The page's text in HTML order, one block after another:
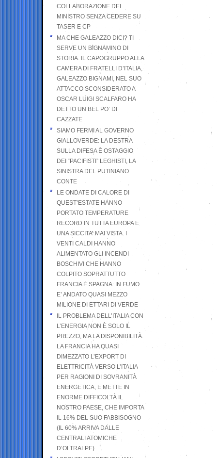
COLLABORAZIONE DEL
MINISTRO SENZA CEDERE SU
TASER E CP
MA CHE GALEAZZO DICI? TI
SERVE UN BIGNAMINO DI
STORIA. IL CAPOGRUPPO ALLA
CAMERA DI FRATELLI D’ITALIA,
GALEAZZO BIGNAMI, NEL SUO
ATTACCO SCONSIDERATO A
OSCAR LUIGI SCALFARO HA
DETTO UN BEL PO’ DI
CAZZATE
SIAMO FERMI AL GOVERNO
GIALLOVERDE: LA DESTRA
SULLA DIFESA È OSTAGGIO
DEI “PACIFISTI” LEGHISTI, LA
SINISTRA DEL PUTINIANO
CONTE
LE ONDATE DI CALORE DI
QUEST’ESTATE HANNO
PORTATO TEMPERATURE
RECORD IN TUTTA EUROPA E
UNA SICCITA’ MAI VISTA. I
VENTI CALDI HANNO
ALIMENTATO GLI INCENDI
BOSCHIVI CHE HANNO
COLPITO SOPRATTUTTO
FRANCIA E SPAGNA: IN FUMO
E’ ANDATO QUASI MEZZO
MILIONE DI ETTARI DI VERDE
IL PROBLEMA DELL’ITALIA CON
L’ENERGIA NON È SOLO IL
PREZZO, MA LA DISPONIBILITÀ.
LA FRANCIA HA QUASI
DIMEZZATO L’EXPORT DI
ELETTRICITÀ VERSO L’ITALIA
PER RAGIONI DI SOVRANITÀ
ENERGETICA, E METTE IN
ENORME DIFFICOLTÀ IL
NOSTRO PAESE, CHE IMPORTA
IL 16% DEL SUO FABBISOGNO
(IL 60% ARRIVA DALLE
CENTRALI ATOMICHE
D’OLTRALPE)